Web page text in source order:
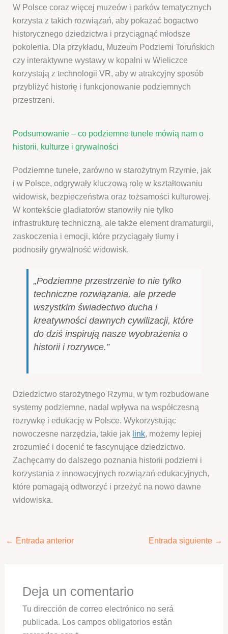
W Polsce coraz więcej muzeów i parków tematycznych
korzysta z takich rozwiązań, aby pokazać bogactwo
historycznego dziedzictwa i przyciągnąć młodsze
pokolenia. Dla przykładu, Muzeum Podziemi Toruńskich
czy interaktywne wystawy w kopalni w Wieliczce
korzystają z technologii VR, aby w atrakcyjny sposób
przybliżyć historię i funkcjonowanie podziemnych
przestrzeni.
Podsumowanie – co podziemne tunele mówią nam o
historii, kulturze i grywalności
Podziemne tunele, zarówno w starożytnym Rzymie, jak
i w Polsce, odgrywały kluczową rolę w kształtowaniu
widowisk, bezpieczeństwa oraz tożsamości kulturowej.
W kontekście gladiatorów stanowiły nie tylko
infrastrukturę techniczną, ale także element dramaturgii,
zaskoczenia i emocji, które przyciągały tłumy i
podnosiły grywalność widowisk.
„Podziemne przestrzenie to nie tylko
techniczne rozwiązania, ale przede
wszystkim świadectwo ducha i
kreatywności dawnych cywilizacji, które
do dziś inspirują nasze wyobrażenia o
historii i rozrywce.”
Dziedzictwo starożytnego Rzymu, w tym rozbudowane
systemy podziemne, nadal wpływa na współczesną
rozrywkę i edukację w Polsce. Wykorzystując
nowoczesne narzędzia, takie jak link, możemy lepiej
zrozumieć i docenić te fascynujące dziedzictwo.
Zachęcamy do dalszego poznania historii podziemi i
korzystania z innowacyjnych rozwiązań edukacyjnych,
które pomagają odtworzyć i przeżyć na nowo dawne
widowiska.
← Entrada anterior Entrada siguiente →
Deja un comentario
Tu dirección de correo electrónico no será
publicada. Los campos obligatorios están